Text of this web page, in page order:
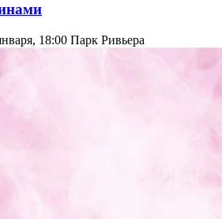
18:00 Парк Ривьера